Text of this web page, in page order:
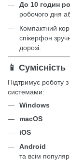
До 10 годин
робочого дня
Компактний
спікерфон
дорозі.
📱 Сумісність
Підтримує роботу
системами:
Windows
macOS
iOS
Android
та всім